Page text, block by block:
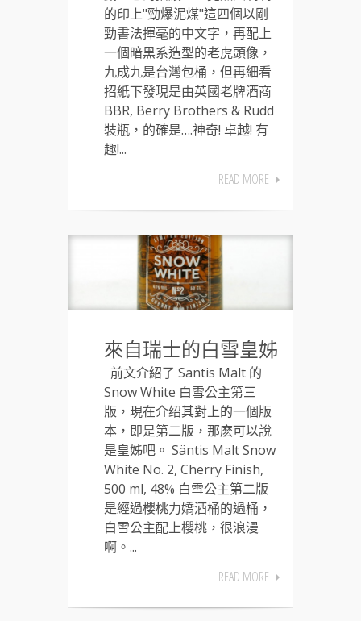
的印上"勁爆泥煤"這四個以剛
勁書法揮毫的中文字，再配上
一個暗黑系造型的老虎頭像，
九成九是台灣包桶，但再細看
招紙下發現是由英國老牌酒商
BBR, Berry Brothers & Rudd
裝瓶，的確是….神奇! 卓越! 有
趣!...
READ MORE
來自瑞士的白雪皇姊
前文介紹了 Santis Malt 的
Snow White 白雪公主第三
版，現在介绍其對上的一個版
本，即是第二版，那麽可以說
是皇姊吧。 Säntis Malt Snow
White No. 2, Cherry Finish,
500 ml, 48% 白雪公主第二版
是經過櫻桃力嬌酒桶的過桶，
白雪公主配上櫻桃，很浪漫
啊。...
READ MORE